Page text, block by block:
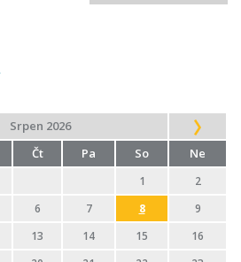
Srpen 2026
Čt Pa So Ne
1
2
6 7 8
9
13 14 15
16